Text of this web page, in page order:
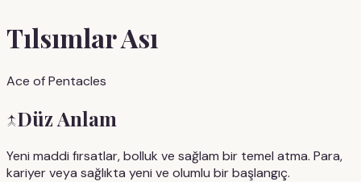
Tılsımlar Ası
Ace of Pentacles
↑Düz Anlam
Yeni maddi fırsatlar, bolluk ve sağlam bir temel atma. Para,
kariyer veya sağlıkta yeni ve olumlu bir başlangıç.